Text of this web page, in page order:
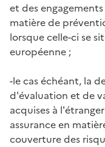
et des
matière de
lorsque celle-ci se
européenne ;
-le cas échéant, la
d'évaluation et de
acquises à
assurance en
couverture des